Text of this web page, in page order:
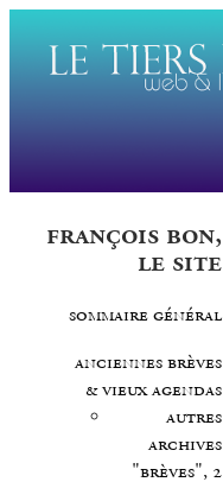
françois bon,
le site
sommaire général
anciennes brèves
& vieux agendas
autres
archives
"brèves", 2